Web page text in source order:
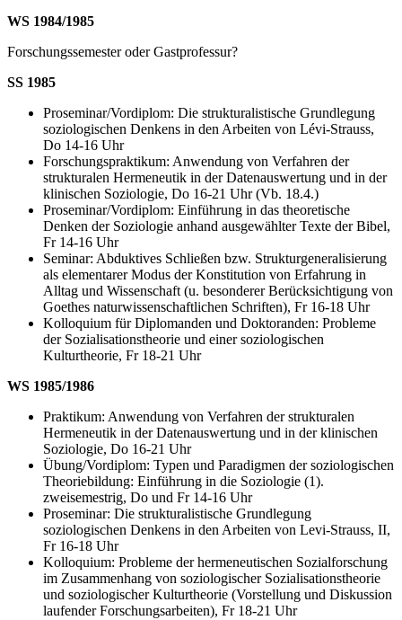
WS 1984/1985
Forschungssemester oder Gastprofessur?
SS 1985
Proseminar/Vordiplom: Die strukturalistische Grundlegung
soziologischen Denkens in den Arbeiten von Lévi-Strauss,
Do 14-16 Uhr
Forschungspraktikum: Anwendung von Verfahren der
strukturalen Hermeneutik in der Datenauswertung und in der
klinischen Soziologie, Do 16-21 Uhr (Vb. 18.4.)
Proseminar/Vordiplom: Einführung in das theoretische
Denken der Soziologie anhand ausgewählter Texte der Bibel,
Fr 14-16 Uhr
Seminar: Abduktives Schließen bzw. Strukturgeneralisierung
als elementarer Modus der Konstitution von Erfahrung in
Alltag und Wissenschaft (u. besonderer Berücksichtigung von
Goethes naturwissenschaftlichen Schriften), Fr 16-18 Uhr
Kolloquium für Diplomanden und Doktoranden: Probleme
der Sozialisationstheorie und einer soziologischen
Kulturtheorie, Fr 18-21 Uhr
WS 1985/1986
Praktikum: Anwendung von Verfahren der strukturalen
Hermeneutik in der Datenauswertung und in der klinischen
Soziologie, Do 16-21 Uhr
Übung/Vordiplom: Typen und Paradigmen der soziologischen
Theoriebildung: Einführung in die Soziologie (1).
zweisemestrig, Do und Fr 14-16 Uhr
Proseminar: Die strukturalistische Grundlegung
soziologischen Denkens in den Arbeiten von Levi-Strauss, II,
Fr 16-18 Uhr
Kolloquium: Probleme der hermeneutischen Sozialforschung
im Zusammenhang von soziologischer Sozialisationstheorie
und soziologischer Kulturtheorie (Vorstellung und Diskussion
laufender Forschungsarbeiten), Fr 18-21 Uhr